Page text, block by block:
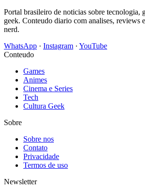
Portal brasileiro de noticias sobre tecnologia,
geek. Conteudo diario com analises, reviews
nerd.
WhatsApp · Instagram · YouTube
Conteudo
Games
Animes
Cinema e Series
Tech
Cultura Geek
Sobre
Sobre nos
Contato
Privacidade
Termos de uso
Newsletter